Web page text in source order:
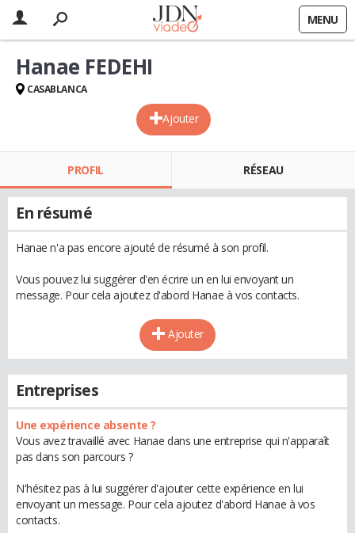
MENU
Ajouter
Hanae FEDEHI
CASABLANCA
PROFIL RÉSEAU
En résumé
Hanae n'a pas encore ajouté de résumé à son profil.
Vous pouvez lui suggérer d'en écrire un en lui envoyant un
message. Pour cela ajoutez d'abord Hanae à vos contacts.
Ajouter
Entreprises
Une expérience absente ?
Vous avez travaillé avec Hanae dans une entreprise qui n'apparaît
pas dans son parcours ?
N'hésitez pas à lui suggérer d'ajouter cette expérience en lui
envoyant un message. Pour cela ajoutez d'abord Hanae à vos
contacts.